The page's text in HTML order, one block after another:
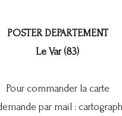
POSTER DEPARTEMENT
Le Var (83)
Pour commander la carte
par mail :